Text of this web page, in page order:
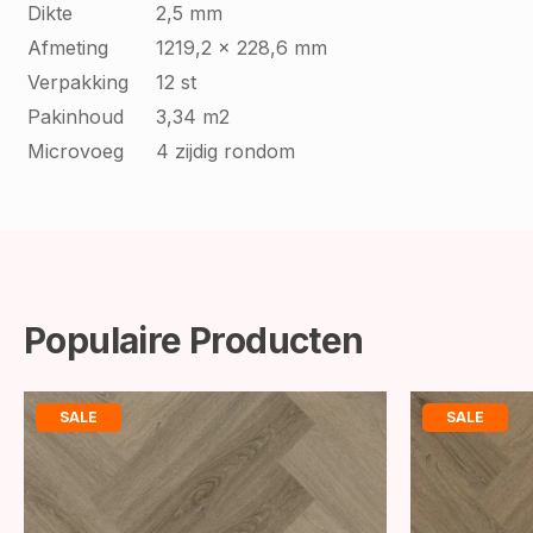
Dikte
2,5 mm
Afmeting
1219,2 x 228,6 mm
Verpakking
12 st
Pakinhoud
3,34 m2
Microvoeg
4 zijdig rondom
Populaire Producten
SALE SALE